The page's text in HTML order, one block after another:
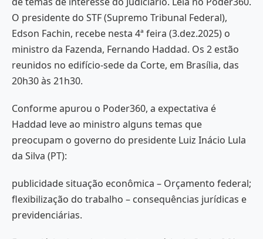
O presidente do STF (Supremo Tribunal Federal),
Edson Fachin, recebe nesta 4ª feira (3.dez.2025) o
ministro da Fazenda, Fernando Haddad. Os 2 estão
reunidos no edifício-sede da Corte, em Brasília, das
20h30 às 21h30.
Conforme apurou o Poder360, a expectativa é
Haddad leve ao ministro alguns temas que
preocupam o governo do presidente Luiz Inácio Lula
da Silva (PT):
publicidade situação econômica – Orçamento federal;
flexibilização do trabalho – consequências jurídicas e
previdenciárias.